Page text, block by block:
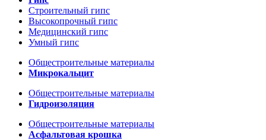
Строительный гипс
Высокопрочный гипс
Медицинский гипс
Умный гипс
Общестроительные материалы
Микрокальцит
Общестроительные материалы
Гидроизоляция
Общестроительные материалы
Асфальтовая крошка